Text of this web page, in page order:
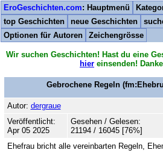
EroGeschichten.com: Hauptmenü
top Geschichten
neue Geschichten
Optionen für Autoren
Zeichengrösse
Wir suchen Geschichten! Hast du eine
hier einsenden!
Gebrochene Regeln
Autor: dergraue
Veröffentlicht:
Apr 05 2025
Gesehen / Gelesen:
21194 / 16045 [76%]
Ehefrau bricht alle vereinbarten Regeln,